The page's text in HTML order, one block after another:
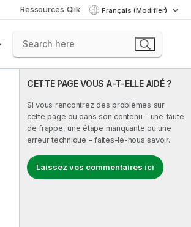
Ressources Qlik Français (Modifier)
CETTE PAGE VOUS A-T-ELLE AIDÉ ?
Si vous rencontrez des problèmes sur
cette page ou dans son contenu – une faute
de frappe, une étape manquante ou une
erreur technique – faites-le-nous savoir.
Laissez vos commentaires ici